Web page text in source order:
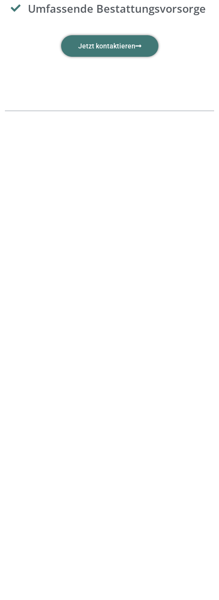
Umfassende Bestattungsvorsorge
Jetzt kontaktieren